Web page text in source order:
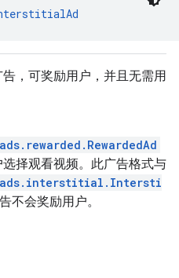
，可奖励用户，并且无需用
择观看视频。此广告格式与
不会奖励用户。